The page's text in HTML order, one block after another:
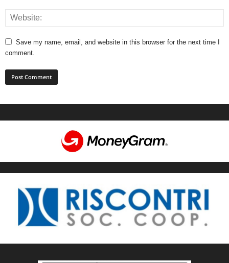
Save my name, email, and website in this browser for the next time I
comment.